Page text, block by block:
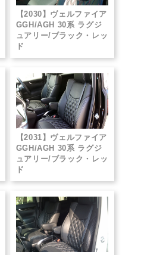
【2030】ヴェルファイア
GGH/AGH 30系 ラグジ
ュアリー/ブラック・レッ
ド
【2031】ヴェルファイア
GGH/AGH 30系 ラグジ
ュアリー/ブラック・レッ
ド